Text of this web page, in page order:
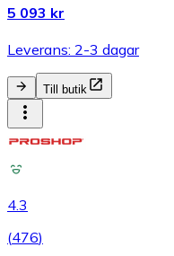
5 093 kr
Leverans: 2-3 dagar
Till butik
4.3
(476)